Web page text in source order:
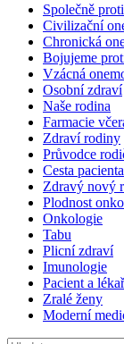
Společně
Civilizační
Chronická
Bojujeme
Vzácná
Osobní zdraví
Naše rodina
Farmacie
Zdraví rodiny
Průvodce
Cesta pacienta
Zdravý nový
Plodnost
Onkologie
Tabu
Plicní zdraví
Imunologie
Pacient a lékař
Zralé ženy
Moderní